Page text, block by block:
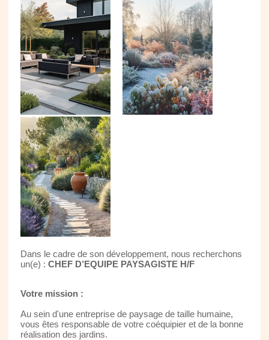
Dans le cadre de son développement, nous recherchons
un(e) : CHEF D’EQUIPE PAYSAGISTE H/F
Votre mission :
Au sein d'une entreprise de paysage de taille humaine,
vous êtes responsable de votre coéquipier et de la bonne
réalisation des jardins.